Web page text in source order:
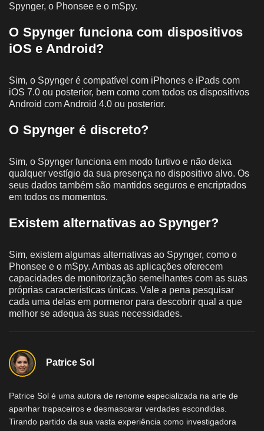
Spynger, o Phonsee e o mSpy.
O Spynger funciona com dispositivos
iOS e Android?
Sim, o Spynger é compatível com iPhones e iPads com
iOS 7.0 ou posterior, bem como com todos os dispositivos
Android com Android 4.0 ou posterior.
O Spynger é discreto?
Sim, o Spynger funciona em modo furtivo e não deixa
qualquer vestígio da sua presença no dispositivo alvo. Os
seus dados também são mantidos seguros e encriptados
em todos os momentos.
Existem alternativas ao Spynger?
Sim, existem algumas alternativas ao Spynger, como o
Phonsee e o mSpy. Ambas as aplicações oferecem
capacidades de monitorização semelhantes com as suas
próprias características únicas. Vale a pena pesquisar
cada uma delas em pormenor para descobrir qual a que
melhor se adequa às suas necessidades.
Patrice Sol
Patrice Sol é uma autora de renome especializada na arte de
apanhar trapaceiros e desmascarar verdades escondidas.
Tirando partido da sua vasta experiência como investigadora